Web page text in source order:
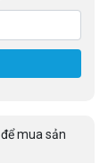
để mua sản